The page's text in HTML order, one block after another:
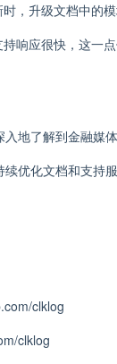
时，升级文档中的
持响应很快，这一
地了解到金融媒
优化文档和支持
clklog
clklog